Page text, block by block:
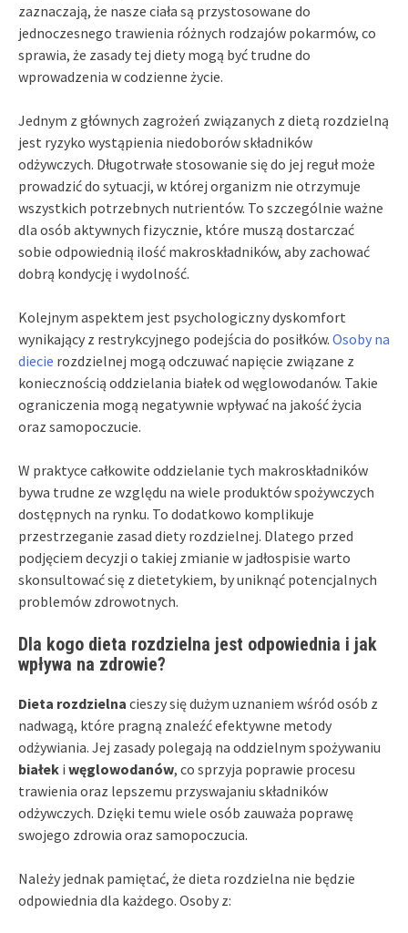
zaznaczają, że nasze ciała są przystosowane do
jednoczesnego trawienia różnych rodzajów pokarmów, co
sprawia, że zasady tej diety mogą być trudne do
wprowadzenia w codzienne życie.
Jednym z głównych zagrożeń związanych z dietą rozdzielną
jest ryzyko wystąpienia niedoborów składników
odżywczych. Długotrwałe stosowanie się do jej reguł może
prowadzić do sytuacji, w której organizm nie otrzymuje
wszystkich potrzebnych nutrientów. To szczególnie ważne
dla osób aktywnych fizycznie, które muszą dostarczać
sobie odpowiednią ilość makroskładników, aby zachować
dobrą kondycję i wydolność.
Kolejnym aspektem jest psychologiczny dyskomfort
wynikający z restrykcyjnego podejścia do posiłków. Osoby na
diecie rozdzielnej mogą odczuwać napięcie związane z
koniecznością oddzielania białek od węglowodanów. Takie
ograniczenia mogą negatywnie wpływać na jakość życia
oraz samopoczucie.
W praktyce całkowite oddzielanie tych makroskładników
bywa trudne ze względu na wiele produktów spożywczych
dostępnych na rynku. To dodatkowo komplikuje
przestrzeganie zasad diety rozdzielnej. Dlatego przed
podjęciem decyzji o takiej zmianie w jadłospisie warto
skonsultować się z dietetykiem, by uniknąć potencjalnych
problemów zdrowotnych.
Dla kogo dieta rozdzielna jest odpowiednia i jak
wpływa na zdrowie?
Dieta rozdzielna cieszy się dużym uznaniem wśród osób z
nadwagą, które pragną znaleźć efektywne metody
odżywiania. Jej zasady polegają na oddzielnym spożywaniu
białek i węglowodanów, co sprzyja poprawie procesu
trawienia oraz lepszemu przyswajaniu składników
odżywczych. Dzięki temu wiele osób zauważa poprawę
swojego zdrowia oraz samopoczucia.
Należy jednak pamiętać, że dieta rozdzielna nie będzie
odpowiednia dla każdego. Osoby z: